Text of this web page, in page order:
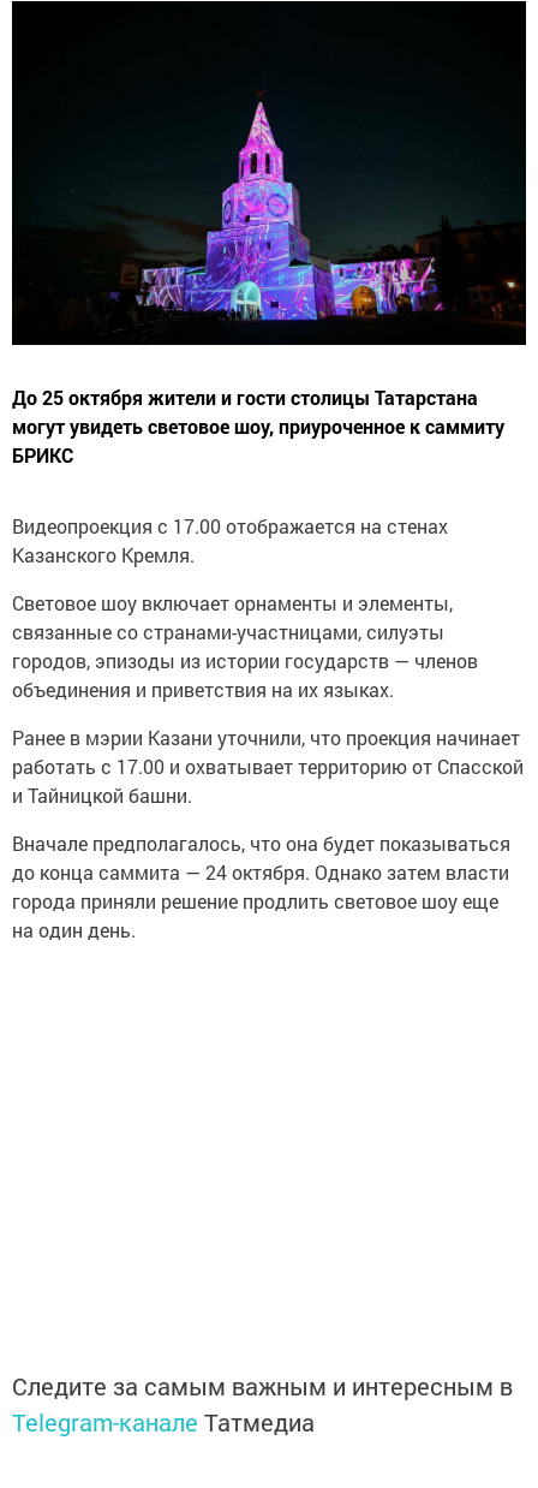
До 25 октября жители и гости столицы Татарстана
могут увидеть световое шоу, приуроченное к саммиту
БРИКС
Видеопроекция с 17.00 отображается на стенах
Казанского Кремля.
Световое шоу включает орнаменты и элементы,
связанные со странами-участницами, силуэты
городов, эпизоды из истории государств — членов
объединения и приветствия на их языках.
Ранее в мэрии Казани уточнили, что проекция начинает
работать с 17.00 и охватывает территорию от Спасской
и Тайницкой башни.
Вначале предполагалось, что она будет показываться
до конца саммита — 24 октября. Однако затем власти
города приняли решение продлить световое шоу еще
на один день.
Следите за самым важным и интересным в
Telegram-канале Татмедиа